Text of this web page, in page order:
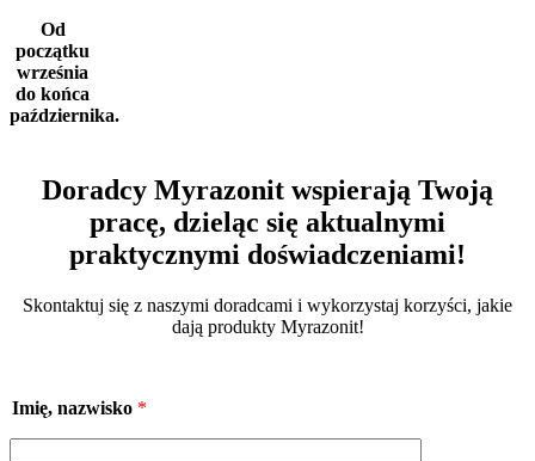
Od
początku
września
do końca
października.
Doradcy Myrazonit wspierają Twoją
pracę, dzieląc się aktualnymi
praktycznymi doświadczeniami!
Skontaktuj się z naszymi doradcami i wykorzystaj korzyści, jakie
dają produkty Myrazonit!
Imię, nazwisko *